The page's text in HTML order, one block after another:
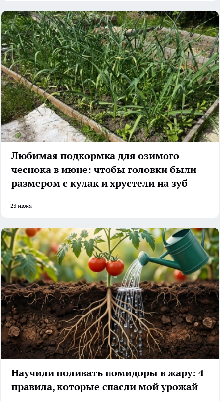
Любимая подкормка для озимого
чеснока в июне: чтобы головки были
размером с кулак и хрустели на зуб
23 июня
Научили поливать помидоры в жару: 4
правила, которые спасли мой урожай